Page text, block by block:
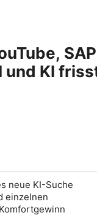
und KI
neue KI-Suche
einzelnen